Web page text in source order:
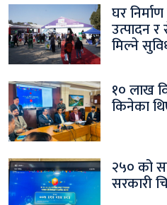
घर
उत्पादन र
मिल्ने
१० लाख
किनेका
२५० को
सरकारी